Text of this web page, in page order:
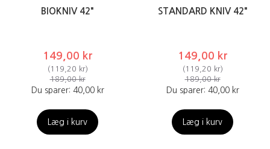
BIOKNIV 42"
149,00 kr
( 119,20 kr)
189,00 kr
Du sparer: 40,00 kr
Læg i kurv
STANDARD KNIV 42"
149,00 kr
( 119,20 kr)
189,00 kr
Du sparer: 40,00 kr
Læg i kurv